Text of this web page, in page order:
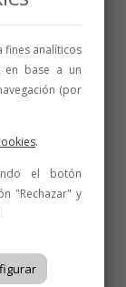
fines analíticos
en base a un
(por
.
el botón
"Rechazar" y